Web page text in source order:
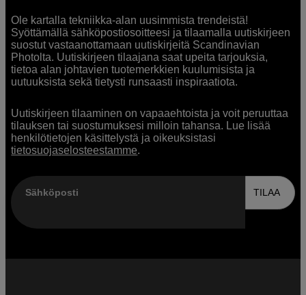
Ole kartalla tekniikka-alan uusimmista trendeistä!
Syöttämällä sähköpostiosoitteesi ja tilaamalla uutiskirjeen
suostut vastaanottamaan uutiskirjeitä Scandinavian
Photolta. Uutiskirjeen tilaajana saat upeita tarjouksia,
tietoa alan johtavien tuotemerkkien kuulumisista ja
uutuuksista sekä tietysti runsaasti inspiraatiota.
Uutiskirjeen tilaaminen on vapaaehtoista ja voit peruuttaa
tilauksen tai suostumuksesi milloin tahansa. Lue lisää
henkilötietojen käsittelystä ja oikeuksistasi
tietosuojaselosteestamme.
Sähköposti TILAA